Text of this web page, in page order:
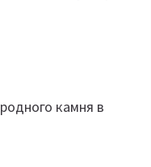
камня в